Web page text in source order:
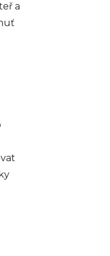
a